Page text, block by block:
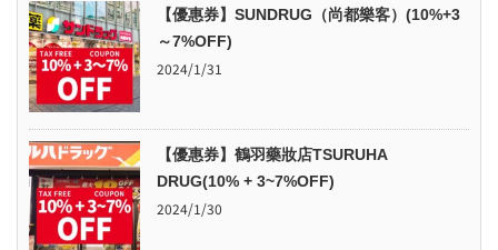
【優惠券】SUNDRUG（尚都樂客）(10%+3
～7%OFF)
2024/1/31
【優惠券】鶴羽藥妝店TSURUHA
DRUG(10% + 3~7%OFF)
2024/1/30